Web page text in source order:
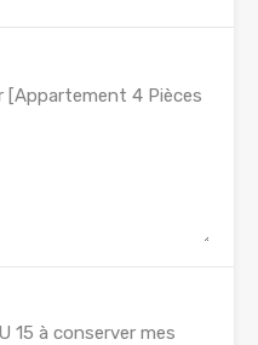
15 à conserver mes